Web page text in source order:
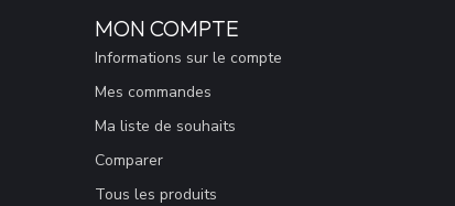
MON COMPTE
Informations sur le compte
Mes commandes
Ma liste de souhaits
Comparer
Tous les produits